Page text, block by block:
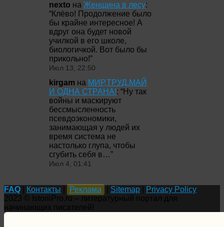
nexto на Женщина в лесу:
“Клёво! Продолжение было
бы крайне интересное! А
вдруг она будет новой
училкой в его школе,
биологичкой. Вот было бы
прикольно!”
Июл 13, 22:50
kirgam на МИР,ТРУД,МАЙ
И ОДНА СТРАНА!: “Ну так
войны и маскируют
бессмысленность
псевдоэкономики,
занимающая у людей их
время система не
настолько глупа, чтобы
сгубить себя в…”
Июл 4, 01:41
FAQ Контакты Реклама Sitemap
Privacy Policy